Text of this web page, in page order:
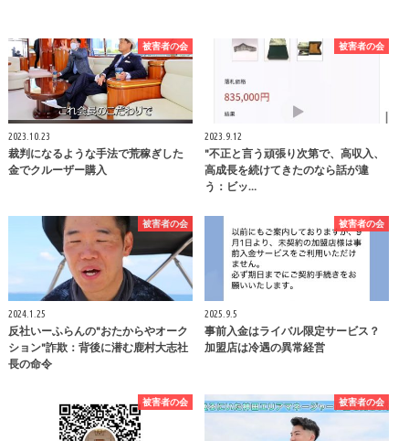
被害者の会
2023.10.23
裁判になるような手法で荒稼ぎした
金でクルーザー購入
被害者の会
2023.9.12
"不正と言う頑張り次第で、高収入、
高成長を続けてきたのなら話が違
う：ビッ…
被害者の会
2024.1.25
反社いーふらんの"おたからやオーク
ション"詐欺：背後に潜む鹿村大志社
長の命令
被害者の会
2025.9.5
事前入金はライバル限定サービス？
加盟店は冷遇の異常経営
被害者の会 被害者の会